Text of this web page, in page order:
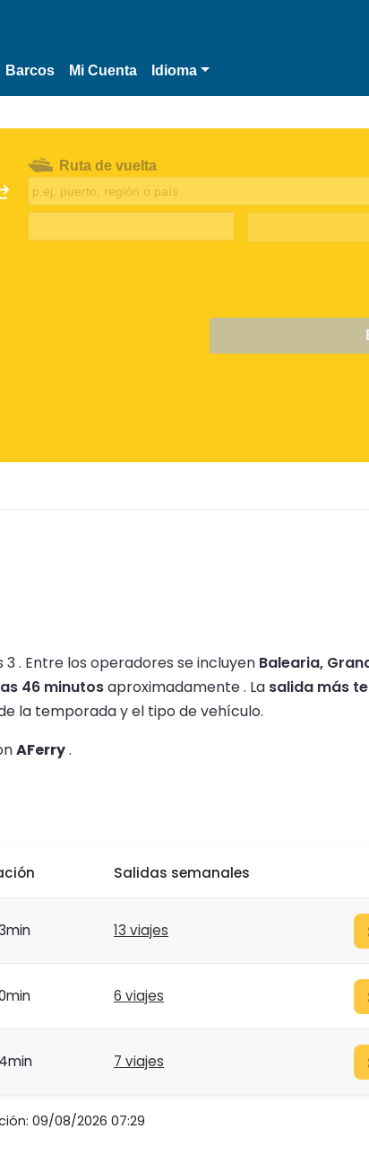
Barcos Mi Cuenta Idioma
Ruta de vuelta
. Entre los operadores se incluyen Balearia,
46 minutosaproximadamente . La salida más
la temporada y el tipo de vehículo.
AFerry.
Salidas semanales
13 viajes
6 viajes
7 viajes
09/08/2026 07:29